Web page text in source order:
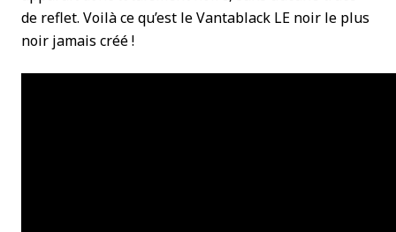
de reflet. Voilà ce qu’est le Vantablack LE noir le plus
noir jamais créé !